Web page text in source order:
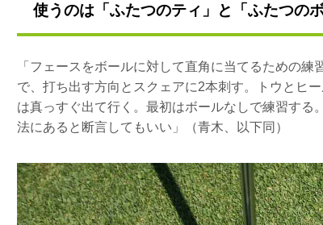
使うのは「ふたつのティ」と「ふたつのボ
「フェースをボールに対して直角に当てるための
で、打ち出す方向とスクェアに2本刺す。トウとヒ
は真っすぐ出て行く。最初はボールなしで練習す
法にあると断言してもいい」（青木、以下同）